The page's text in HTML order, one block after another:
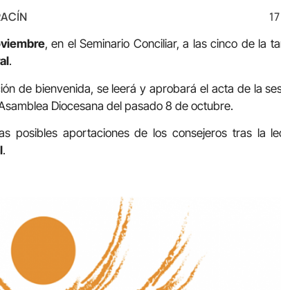
, en el Seminario Conciliar, a las cinco de la
.
de bienvenida, se leerá y aprobará el acta de la
Diocesana del pasado 8 de octubre.
posibles aportaciones de los consejeros tras la
.